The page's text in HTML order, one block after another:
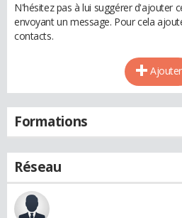
N'hésitez pas à lui suggérer d'ajouter
envoyant un message. Pour cela
contacts.
Ajouter
Formations
Réseau